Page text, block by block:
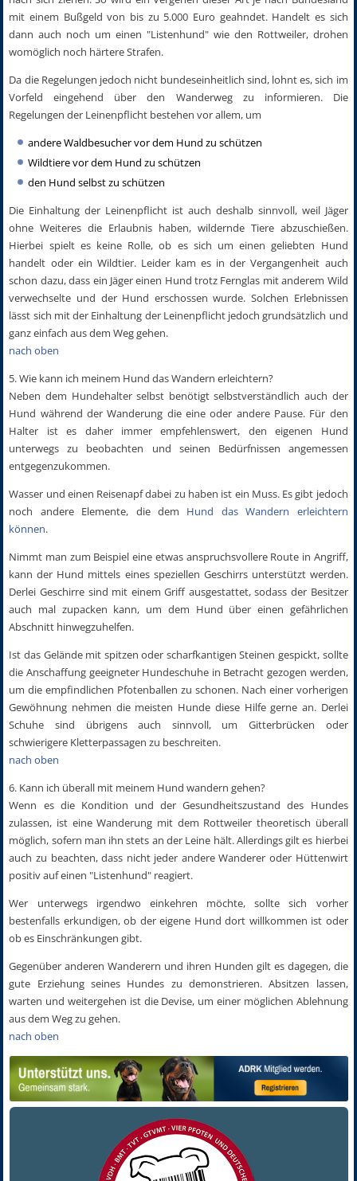
mit einem Bußgeld von bis zu 5.000 Euro geahndet. Handelt es sich
dann auch noch um einen "Listenhund" wie den Rottweiler, drohen
womöglich noch härtere Strafen.
Da die Regelungen jedoch nicht bundeseinheitlich sind, lohnt es, sich im
Vorfeld eingehend über den Wanderweg zu informieren. Die
Regelungen der Leinenpflicht bestehen vor allem, um
andere Waldbesucher vor dem Hund zu schützen
Wildtiere vor dem Hund zu schützen
den Hund selbst zu schützen
Die Einhaltung der Leinenpflicht ist auch deshalb sinnvoll, weil Jäger
ohne Weiteres die Erlaubnis haben, wildernde Tiere abzuschießen.
Hierbei spielt es keine Rolle, ob es sich um einen geliebten Hund
handelt oder ein Wildtier. Leider kam es in der Vergangenheit auch
schon dazu, dass ein Jäger einen Hund trotz Fernglas mit anderem Wild
verwechselte und der Hund erschossen wurde. Solchen Erlebnissen
lässt sich mit der Einhaltung der Leinenpflicht jedoch grundsätzlich und
ganz einfach aus dem Weg gehen.
nach oben
5. Wie kann ich meinem Hund das Wandern erleichtern?
Neben dem Hundehalter selbst benötigt selbstverständlich auch der
Hund während der Wanderung die eine oder andere Pause. Für den
Halter ist es daher immer empfehlenswert, den eigenen Hund
unterwegs zu beobachten und seinen Bedürfnissen angemessen
entgegenzukommen.
Wasser und einen Reisenapf dabei zu haben ist ein Muss. Es gibt jedoch
noch andere Elemente, die dem Hund das Wandern erleichtern
können.
Nimmt man zum Beispiel eine etwas anspruchsvollere Route in Angriff,
kann der Hund mittels eines speziellen Geschirrs unterstützt werden.
Derlei Geschirre sind mit einem Griff ausgestattet, sodass der Besitzer
auch mal zupacken kann, um dem Hund über einen gefährlichen
Abschnitt hinwegzuhelfen.
Ist das Gelände mit spitzen oder scharfkantigen Steinen gespickt, sollte
die Anschaffung geeigneter Hundeschuhe in Betracht gezogen werden,
um die empfindlichen Pfotenballen zu schonen. Nach einer vorherigen
Gewöhnung nehmen die meisten Hunde diese Hilfe gerne an. Derlei
Schuhe sind übrigens auch sinnvoll, um Gitterbrücken oder
schwierigere Kletterpassagen zu beschreiten.
nach oben
6. Kann ich überall mit meinem Hund wandern gehen?
Wenn es die Kondition und der Gesundheitszustand des Hundes
zulassen, ist eine Wanderung mit dem Rottweiler theoretisch überall
möglich, sofern man ihn stets an der Leine hält. Allerdings gilt es hierbei
auch zu beachten, dass nicht jeder andere Wanderer oder Hüttenwirt
positiv auf einen "Listenhund" reagiert.
Wer unterwegs irgendwo einkehren möchte, sollte sich vorher
bestenfalls erkundigen, ob der eigene Hund dort willkommen ist oder
ob es Einschränkungen gibt.
Gegenüber anderen Wanderern und ihren Hunden gilt es dagegen, die
gute Erziehung seines Hundes zu demonstrieren. Absitzen lassen,
warten und weitergehen ist die Devise, um einer möglichen Ablehnung
aus dem Weg zu gehen.
nach oben